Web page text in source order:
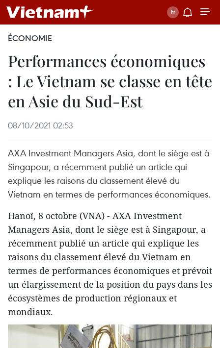
ÉCONOMIE
Performances économiques
: Le Vietnam se classe en tête
en Asie du Sud-Est
08/10/2021 02:53
AXA Investment Managers Asia, dont le siège est à
Singapour, a récemment publié un article qui
explique les raisons du classement élevé du
Vietnam en termes de performances économiques.
Hanoï, 8 octobre (VNA) - AXA Investment
Managers Asia, dont le siège est à Singapour, a
récemment publié un article qui explique les
raisons du classement élevé du Vietnam en
termes de performances économiques et prévoit
un élargissement de la position du pays dans les
écosystèmes de production régionaux et
mondiaux.